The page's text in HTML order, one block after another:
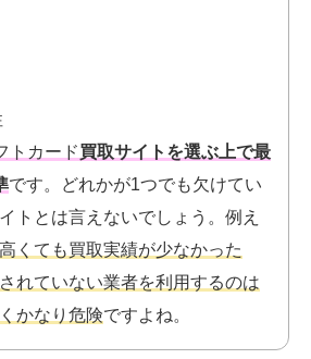
トカード買取サイトを選ぶ上で最
です。
どれかが1つでも欠けてい
トとは言えないでしょう。例え
くても買取実績が少なかった
れていない業者を利用するのは
かなり危険ですよね。